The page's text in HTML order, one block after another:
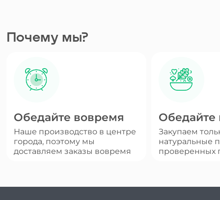
Почему мы?
Обедайте вовремя
Наше производство в центре
города, поэтому мы
доставляем заказы вовремя
Обедайте
Закупаем
натуральные
проверенных